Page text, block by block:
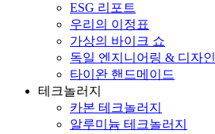
ESG 리포트
우리의 이정표
가상의 바이크 쇼
독일 엔지니어링 & 디자인
타이완 핸드메이드
테크놀러지
카본 테크놀러지
알루미늄 테크놀러지